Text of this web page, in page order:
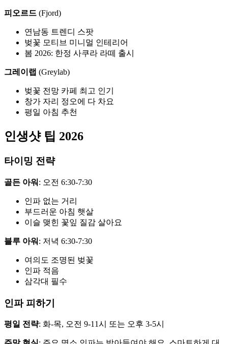
피오르드 (Fjord)
연남동 트렌디 스팟
벚꽃 모티브 미니멀 인테리어
봄 2026: 한정 사쿠라 라떼 출시
그레이랩 (Greylab)
벚꽃 전망 카페 최고 인기
창가 자리 정오에 다 차요
평일 아침 추천
인생샷 팁 2026
타이밍 전략
골든 아워 : 오전 6:30-7:30
인파 없는 거리
부드러운 아침 햇살
이슬 맺힌 꽃잎 질감 살아요
블루 아워 : 저녁 6:30-7:30
여의도 조명된 벚꽃
인파 적음
삼각대 필수
인파 피하기
평일 전략: 화-목, 오전 9-11시 또는 오후 3-5시